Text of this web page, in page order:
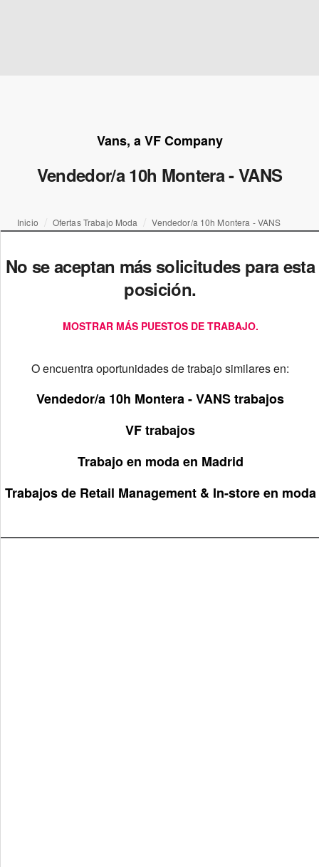
Vans, a VF Company
Vendedor/a 10h Montera - VANS
Inicio Ofertas Trabajo Moda Vendedor/a 10h Montera - VANS
No se aceptan más solicitudes para esta
posición.
MOSTRAR MÁS PUESTOS DE TRABAJO.
O encuentra oportunidades de trabajo similares en:
Vendedor/a 10h Montera - VANS trabajos
VF trabajos
Trabajo en moda en Madrid
Trabajos de Retail Management & In-store en moda